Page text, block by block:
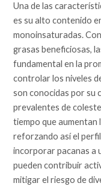
Una de las
es su alto contenido
monoinsaturadas.
grasas beneficiosas,
fundamental en la
controlar los niveles
son conocidas por su
prevalentes de
tiempo que aumentan
reforzando así el
incorporar pacanas a
pueden contribuir
mitigar el riesgo de